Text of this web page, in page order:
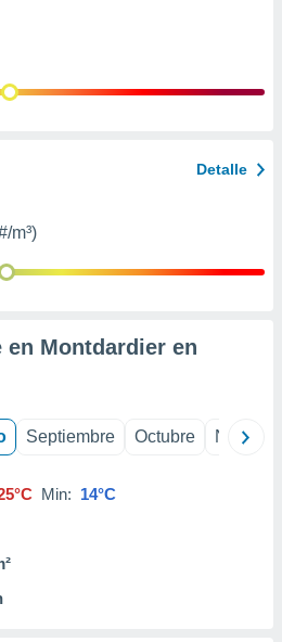
Detalle
m³)
en Montdardier en
Septiembre Octubre
Min: 14°C